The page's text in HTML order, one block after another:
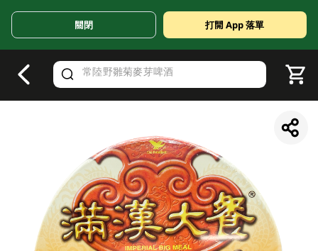
Valid Until 30 June 2026
關閉 打開 App 落單